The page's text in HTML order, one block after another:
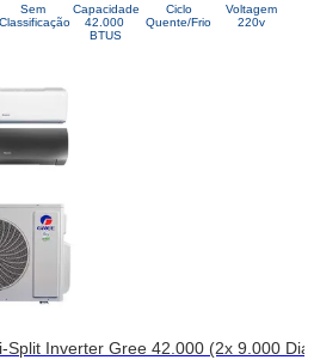
Sem
Classificação
Capacidade
42.000
BTUS
Ciclo
Quente/Frio
Voltagem
220v
Split Inverter Gree 42.000 (2x 9.000